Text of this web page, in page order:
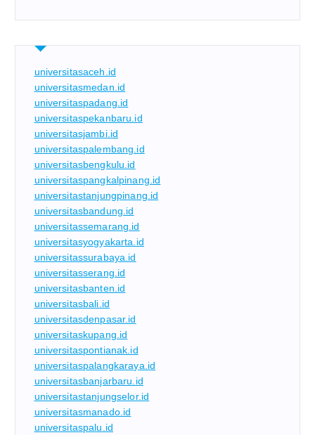
universitasaceh.id
universitasmedan.id
universitaspadang.id
universitaspekanbaru.id
universitasjambi.id
universitaspalembang.id
universitasbengkulu.id
universitaspangkalpinang.id
universitastanjungpinang.id
universitasbandung.id
universitassemarang.id
universitasyogyakarta.id
universitassurabaya.id
universitasserang.id
universitasbanten.id
universitasbali.id
universitasdenpasar.id
universitaskupang.id
universitaspontianak.id
universitaspalangkaraya.id
universitasbanjarbaru.id
universitastanjungselor.id
universitasmanado.id
universitaspalu.id